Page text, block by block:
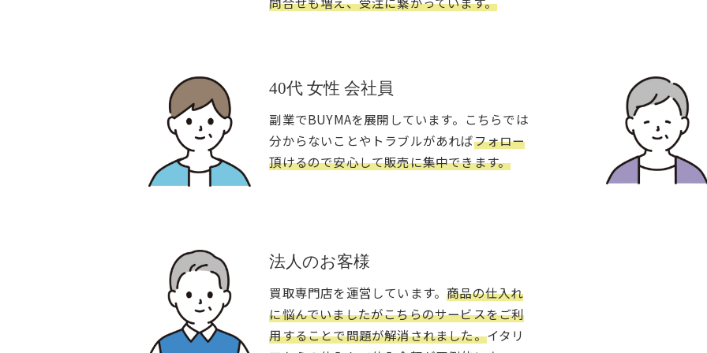
40代 女性 会社員
副業でBUYMAを展開しています。こちらでは
分からないことやトラブルがあればフォロー
頂けるので安心して販売に集中できます。
法人のお客様
買取専門店を運営しています。商品の仕入れ
に悩んでいましたがこちらのサービスをご利
用することで問題が解消されました。イタリ